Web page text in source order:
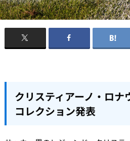
クリスティアーノ・ロ
コレクション発表